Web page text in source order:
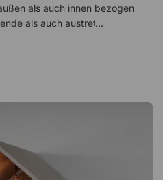
als auch innen bezogen
als auch austretende
Eine gute Lösung, um in
einen
abhängig, auf dem Sie
ihn auch auf unebenem
Mit Kabelkanal für Lampe –